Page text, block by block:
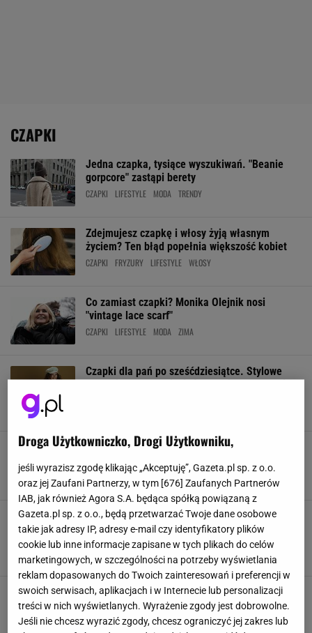
CZAPKI
Jedna czapka, tysiące wyszukiwań. "Beanie
gorpcore" zastąpi berety
CZAPKI LIFESTYLE MODA TRENDY
Zdejmujesz czapkę i włosy żyją własnym
życiem? Ten błąd popełnia większość kobiet
CZAPKI FRYZURY LIFESTYLE WŁOSY
Co zamiast czapki? Monika Olejnik nosi
"vintage lace scarf"
CZAPKI LIFESTYLE MODA ZIMA
Czapki dla pań po sześćdziesiątce. Stylowe
nakrycia głowy na jesień dla dojrzałych kobiet
W tych czapkach na Wszystkich Świętych
poczujesz się swobodnie, bez względu na wiek
CMENTARZE CZAPKI MODA NAKRYCIA GŁOWY
To najmodniejszy dodatek lata! Polskie gwiazdy
go kochają! Teraz 120 zł taniej - ta obniżka to
HIT!
CZAPKI CZAPKI I KAPELUSZE DAMSKIE KAPELUSZE KAPELUSZE
Dawniej kobiety nie wychodziły bez tego z
domu. Teraz to prawdziwy HIT, który będziemy
nosić do lata
Droga Użytkowniczko, Drogi Użytkowniku,
jeśli wyrazisz zgodę klikając „Akceptuję”, Gazeta.pl sp. z o.o.
oraz jej Zaufani Partnerzy, w tym [676] Zaufanych Partnerów
IAB, jak również Agora S.A. będąca spółką powiązaną z
Gazeta.pl sp. z o.o., będą przetwarzać Twoje dane osobowe
takie jak adresy IP, adresy e-mail czy identyfikatory plików
cookie lub inne informacje zapisane w tych plikach do celów
marketingowych, w szczególności na potrzeby wyświetlania
reklam dopasowanych do Twoich zainteresowań i preferencji w
swoich serwisach, aplikacjach i w Internecie lub personalizacji
treści w nich wyświetlanych. Wyrażenie zgody jest dobrowolne.
Jeśli nie chcesz wyrazić zgody, chcesz ograniczyć jej zakres lub